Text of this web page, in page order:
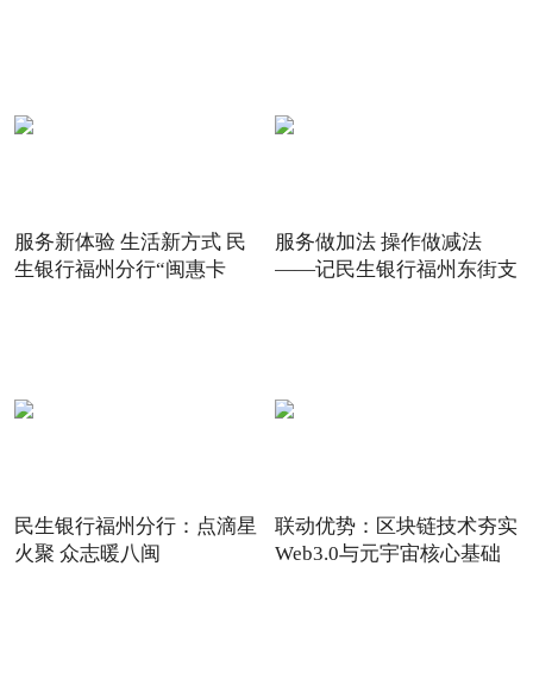
服务新体验 生活新方式 民
生银行福州分行“闽惠卡
服务做加法 操作做减法
——记民生银行福州东街支
民生银行福州分行：点滴星
火聚 众志暖八闽
联动优势：区块链技术夯实
Web3.0与元宇宙核心基础